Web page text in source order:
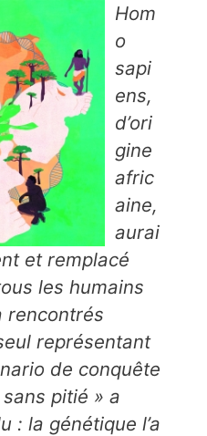
Hom
o
sapi
ens,
d’ori
gine
afric
aine,
aurai
et remplacé
les humains
rencontrés
représentant
de conquête
pitié » a
: la génétique l’a